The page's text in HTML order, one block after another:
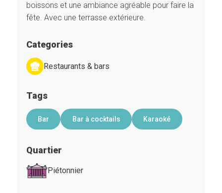
boissons et une ambiance agréable pour faire la
fête. Avec une terrasse extérieure.
Categories
Restaurants & bars
Tags
Bar Bar à cocktails Karaoké
Quartier
Piétonnier